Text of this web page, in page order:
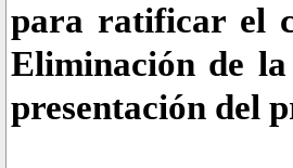
para ratificar el
Eliminación de
presentación del